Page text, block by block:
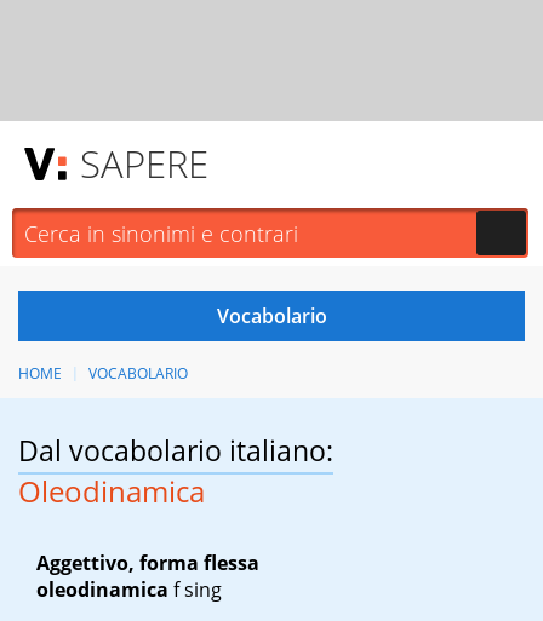
SAPERE
HOME VOCABOLARIO
Dal vocabolario italiano:
Oleodinamica
Aggettivo, forma flessa
oleodinamica f sing